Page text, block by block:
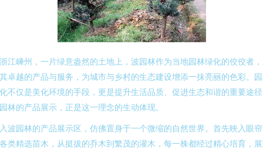
江嵊州，一片绿意盎然的土地上，波园林作为当地园林绿化的佼佼者
卓越的产品与服务，为城市与乡村的生态建设增添一抹亮丽的色彩。
不仅是美化环境的手段，更是提升生活品质、促进生态和谐的重要途
林的产品展示，正是这一理念的生动体现。
波园林的产品展示区，仿佛置身于一个微缩的自然世界。首先映入眼
类精选苗木，从挺拔的乔木到繁茂的灌木，每一株都经过精心培育，